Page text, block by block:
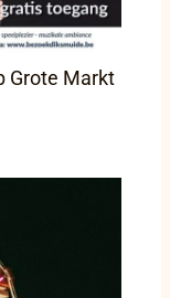
Grote Markt